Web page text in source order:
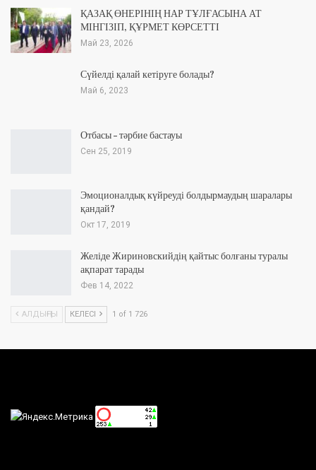
ҚАЗАҚ ӨНЕРІНІҢ НАР ТҰЛҒАСЫНА АТ
МІНГІЗІП, ҚҰРМЕТ КӨРСЕТТІ
Май 23, 2026
Сүйелді қалай кетіруге болады?
Май 6, 2023
Отбасы – тәрбие бастауы
Сен 25, 2019
Эмоционалдық күйреуді болдырмаудың шаралары
қандай?
Окт 17, 2019
Желіде Жириновскийдің қайтыс болғаны туралы
ақпарат тарады
Фев 14, 2022
АЛДЫҢҒЫ КЕЛЕСІ 1 of 1 726